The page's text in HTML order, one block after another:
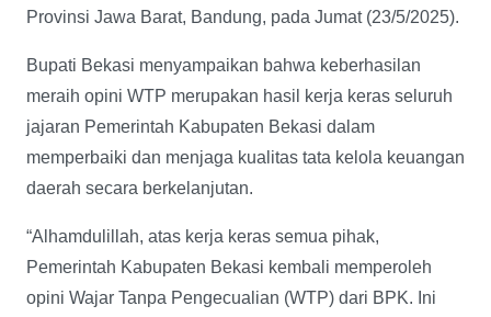
Provinsi Jawa Barat, Bandung, pada Jumat (23/5/2025).
Bupati Bekasi menyampaikan bahwa keberhasilan
meraih opini WTP merupakan hasil kerja keras seluruh
jajaran Pemerintah Kabupaten Bekasi dalam
memperbaiki dan menjaga kualitas tata kelola keuangan
daerah secara berkelanjutan.
“Alhamdulillah, atas kerja keras semua pihak,
Pemerintah Kabupaten Bekasi kembali memperoleh
opini Wajar Tanpa Pengecualian (WTP) dari BPK. Ini